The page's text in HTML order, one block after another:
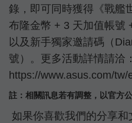
錄，即可同時獲得《戰艦
布隆金幣 + 3 天加值帳號
以及新手獨家邀請碼（
號）。更多活動詳情請洽：
https://www.asus.com/tw/
註：相關訊息若有調整，以官方
如果你喜歡我們的分享